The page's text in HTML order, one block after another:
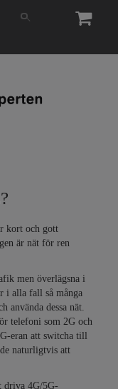
kort och gott
är nät för ren
men överlägsna i
i alla fall så många
använda dessa nät.
telefoni som 2G och
eran att switcha till
naturligtvis att
driva 4G/5G-